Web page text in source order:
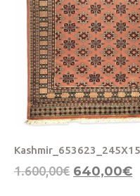
1.600,00€ 640,00€